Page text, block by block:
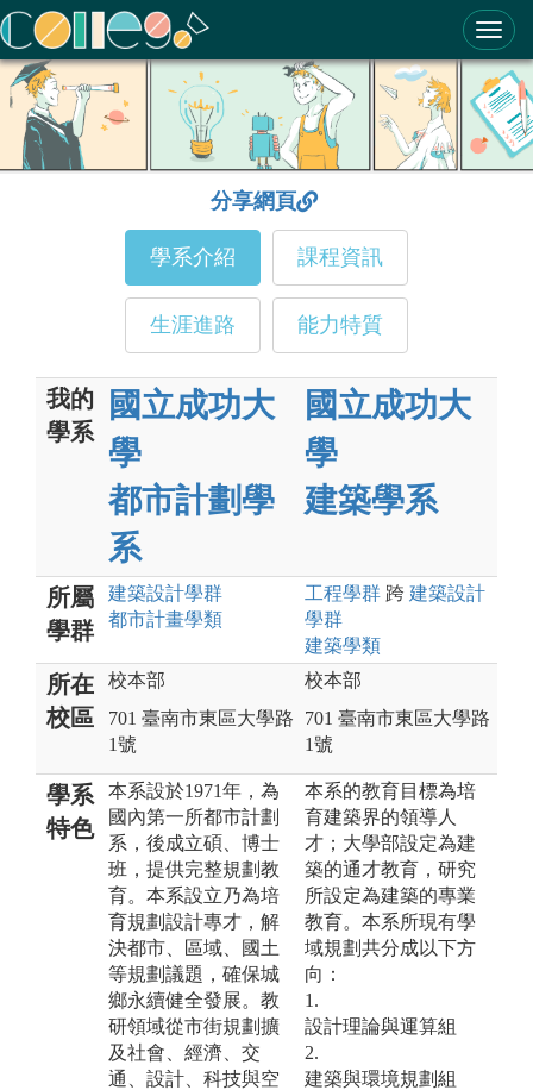
ColleGo! 大學選才與高中育才輔助系統
分享網頁
學系介紹 課程資訊
生涯進路 能力特質
我的
學系
國立成功大
學
都市計劃學
系
國立成功大
學
建築學系
所屬
學群
建築設計學群
都市計畫學類
工程學群 跨 建築設計
學群
建築學類
所在
校區
校本部
701 臺南市東區大學路
1號
校本部
701 臺南市東區大學路
1號
學系
特色
本系設於1971年，為
國內第一所都市計劃
系，後成立碩、博士
班，提供完整規劃教
育。本系設立乃為培
育規劃設計專才，解
決都市、區域、國土
等規劃議題，確保城
鄉永續健全發展。教
研領域從市街規劃擴
及社會、經濟、交
通、設計、科技與空
本系的教育目標為培
育建築界的領導人
才；大學部設定為建
築的通才教育，研究
所設定為建築的專業
教育。本系所現有學
域規劃共分成以下方
向：
1.
設計理論與運算組
2.
建築與環境規劃組